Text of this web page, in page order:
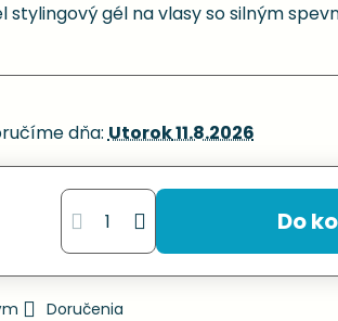
stylingový gél na vlasy so silným
dňa:Utorok11.8.2026
Do
Doručenia